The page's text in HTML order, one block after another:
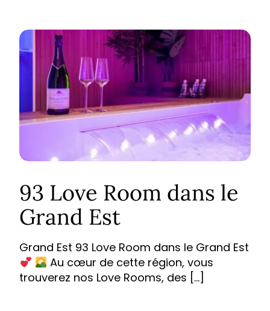
93 Love Room dans le
Grand Est
Grand Est 93 Love Room dans le Grand Est
Au cœur de cette région, vous
trouverez nos Love Rooms, des […]